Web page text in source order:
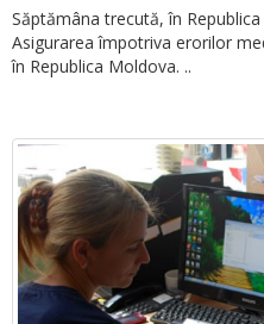
Săptămâna trecută, în
Asigurarea împotriva erorilor
în Republica Moldova. ..